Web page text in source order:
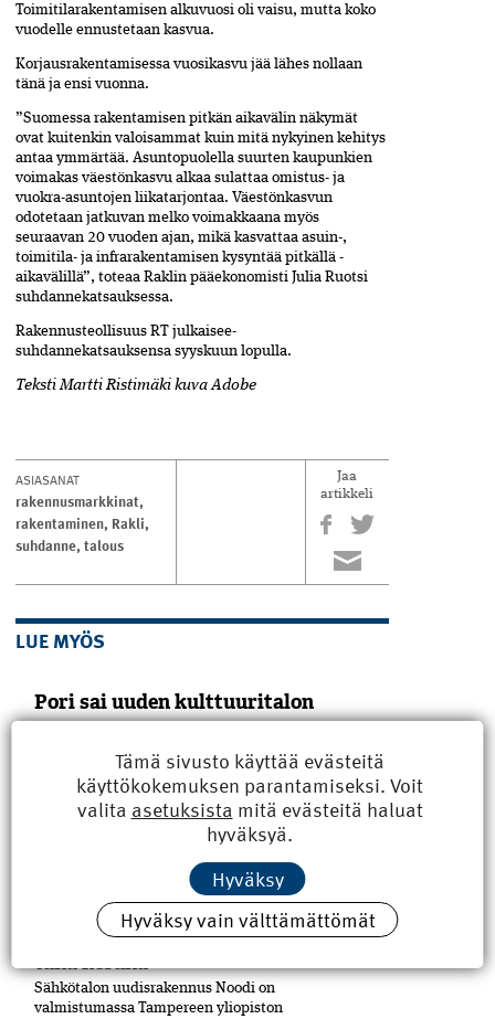
Toimitilarakentamisen alkuvuosi oli vaisu, mutta koko
vuodelle ennustetaan kasvua.
Korjausrakentamisessa­ vuosikasvu jää lähes nollaan
tänä ja ­ensi vuonna.
”Suomessa rakentamisen pitkän ­aikavälin näkymät
ovat kuitenkin valoisammat kuin mitä nykyinen kehitys
antaa ymmärtää. Asuntopuolella­ suurten­ kaupunkien
voimakas väestönkasvu alkaa sulattaa omistus- ja
vuokra-­asuntojen liikatarjontaa. Väestönkasvun
odotetaan jatkuvan melko­ voimakkaana myös
seuraavan 20 vuo­den­ ajan, mikä kasvattaa asuin-,
toimi­tila- ja infrarakentamisen kysyntää­ pitkällä ­
aikavälillä”, toteaa Raklin pääekonomisti­ Julia Ruotsi
suhdannekatsauksessa.
Rakennusteollisuus RT julkaisee­
suhdannekatsauksensa syyskuun ­lopulla.
Teksti Martti Ristimäki kuva Adobe
ASIASANAT
rakennusmarkkinat,
rakentaminen, Rakli,
suhdanne, talous
Jaa
artikkeli
LUE MYÖS
Pori sai uuden kulttuuritalon
kulmaan viime vuoden lopussa
valmistuneessa moni­toimitalossa,
Kulturhuset Fiinissä.
Rakennuskokonaisuuden laajennusosa on
tehty CLT-levyistä. Julkisivuissa on käytetty
puuta ja paljon tiiltä. Uudisrakennuksen
Hervannan Noodi valmistuu
tänä kesänä
Sähkötalon uudisrakennus Noodi on
valmistumassa Tampereen yliopiston
Tämä sivusto käyttää evästeitä
käyttökokemuksen parantamiseksi. Voit
valita asetuksista mitä evästeitä haluat
hyväksyä.
Hyväksy
Hyväksy vain välttämättömät